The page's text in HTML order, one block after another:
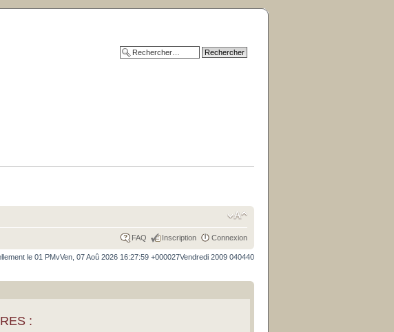
FAQ Inscription Connexion
le 01 PMvVen, 07 Aoû 2026 16:27:59 +000027Vendredi 2009 040440
: